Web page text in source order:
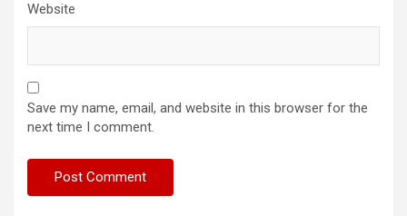
Website
Save my name, email, and website in this browser for the
next time I comment.